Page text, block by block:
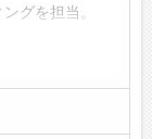
グを担当。
ンス管理
設備に関する